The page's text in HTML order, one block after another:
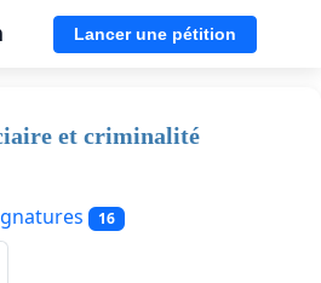
Lancer une pétition
et criminalité
16